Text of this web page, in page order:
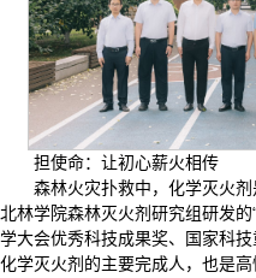
担使命：让初心薪火相传
森林火灾扑救中，化学灭火
北林学院森林灭火剂研究组研发
学大会优秀科技成果奖、国家科
化学灭火剂的主要完成人，也是